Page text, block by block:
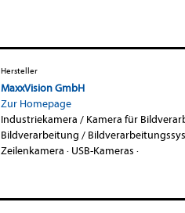
Hersteller
MaxxVision GmbH
Zur Homepage
Industriekamera / Kamera für
Bildverarbeitung /
Zeilenkamera · USB-Kameras ·